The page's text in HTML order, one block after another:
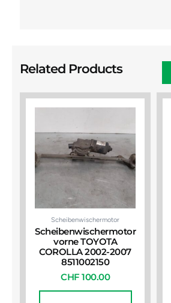
Related Products
Scheibenwischermotor
Scheibenwischermotor
vorne TOYOTA
COROLLA 2002-2007
8511002150
CHF 100.00